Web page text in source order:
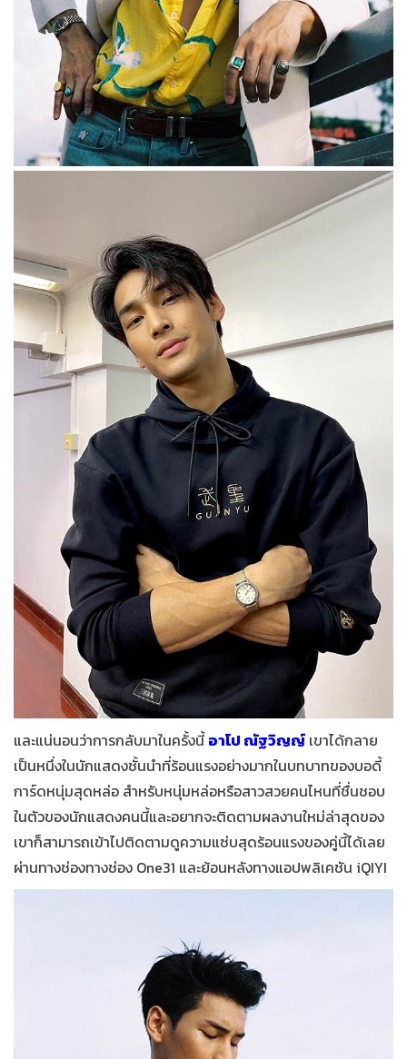
และแน่นอนว่าการกลับมาในครั้งนี้อาโป ณัฐวิญญ์ เขาได้กลาย
เป็นหนึ่งในนักแสดงชั้นนำที่ร้อนแรงอย่างมากในบทบาทของบอดี้
การ์ดหนุ่มสุดหล่อ สำหรับหนุ่มหล่อหรือสาวสวยคนไหนที่ชื่นชอบ
ในตัวของนักแสดงคนนี้และอยากจะติดตามผลงานใหม่ล่าสุดของ
เขาก็สามารถเข้าไปติดตามดูความแซ่บสุดร้อนแรงของคู่นี้ได้เลย
ผ่านทางช่องทางช่อง One31 และย้อนหลังทางแอปพลิเคชัน iQIYI